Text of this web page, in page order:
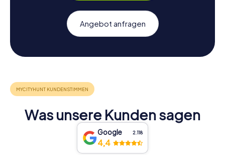
Angebot anfragen
Was unsere Kunden sagen
Google 2.118
4,4